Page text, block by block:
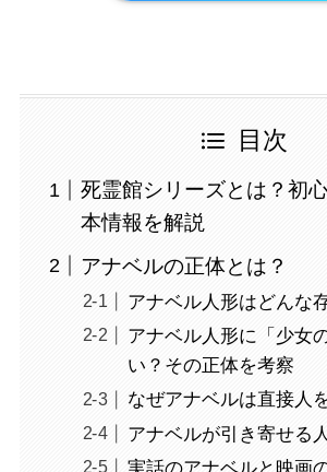
目次
死霊館シリーズとは？初
本情報を解説
アナベルの正体とは？
アナベル人形はどんな
アナベル人形に「少女
い？その正体を考察
なぜアナベルは直接人
アナベルが引き寄せる